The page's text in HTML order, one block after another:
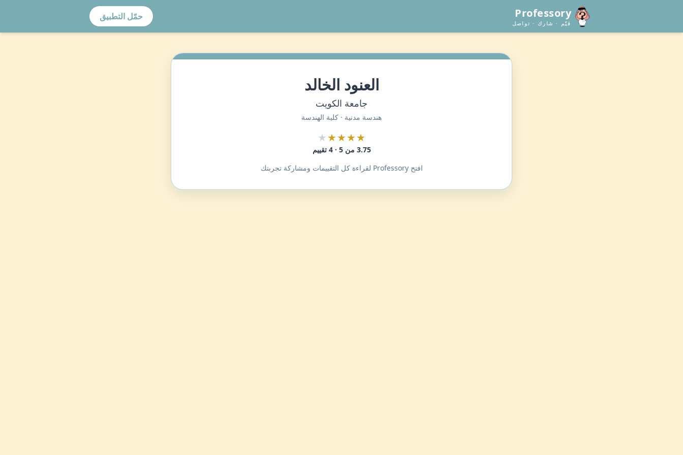
Professory
قيّم · شارك · تواصل
حمّل التطبيق
العنود الخالد
جامعة الكويت
هندسة مدنية · كلية الهندسة
★★★★
★
3.75 من 5 · 4 تقييم
افتح Professory لقراءة كل التقييمات ومشاركة تجربتك